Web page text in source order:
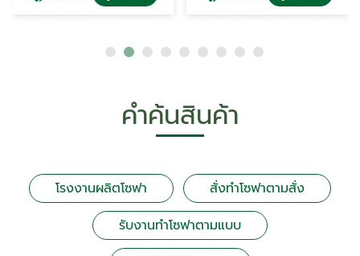
คำค้นสินค้า
โรงงานผลิตโซฟา
สั่งทำโซฟาตามสั่ง
รับงานทำโซฟาตามแบบ